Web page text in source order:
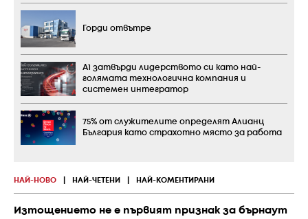
НАЙ-НОВО НАЙ-ЧЕТЕНИ НАЙ-КОМЕНТИРАНИ
Изтощението не е първият признак за бърнаут
Горди отвътре
А1 затвърди лидерството си като най-
голямата технологична компания и
системен интегратор
75% от служителите определят Алианц
България като страхотно място за работа